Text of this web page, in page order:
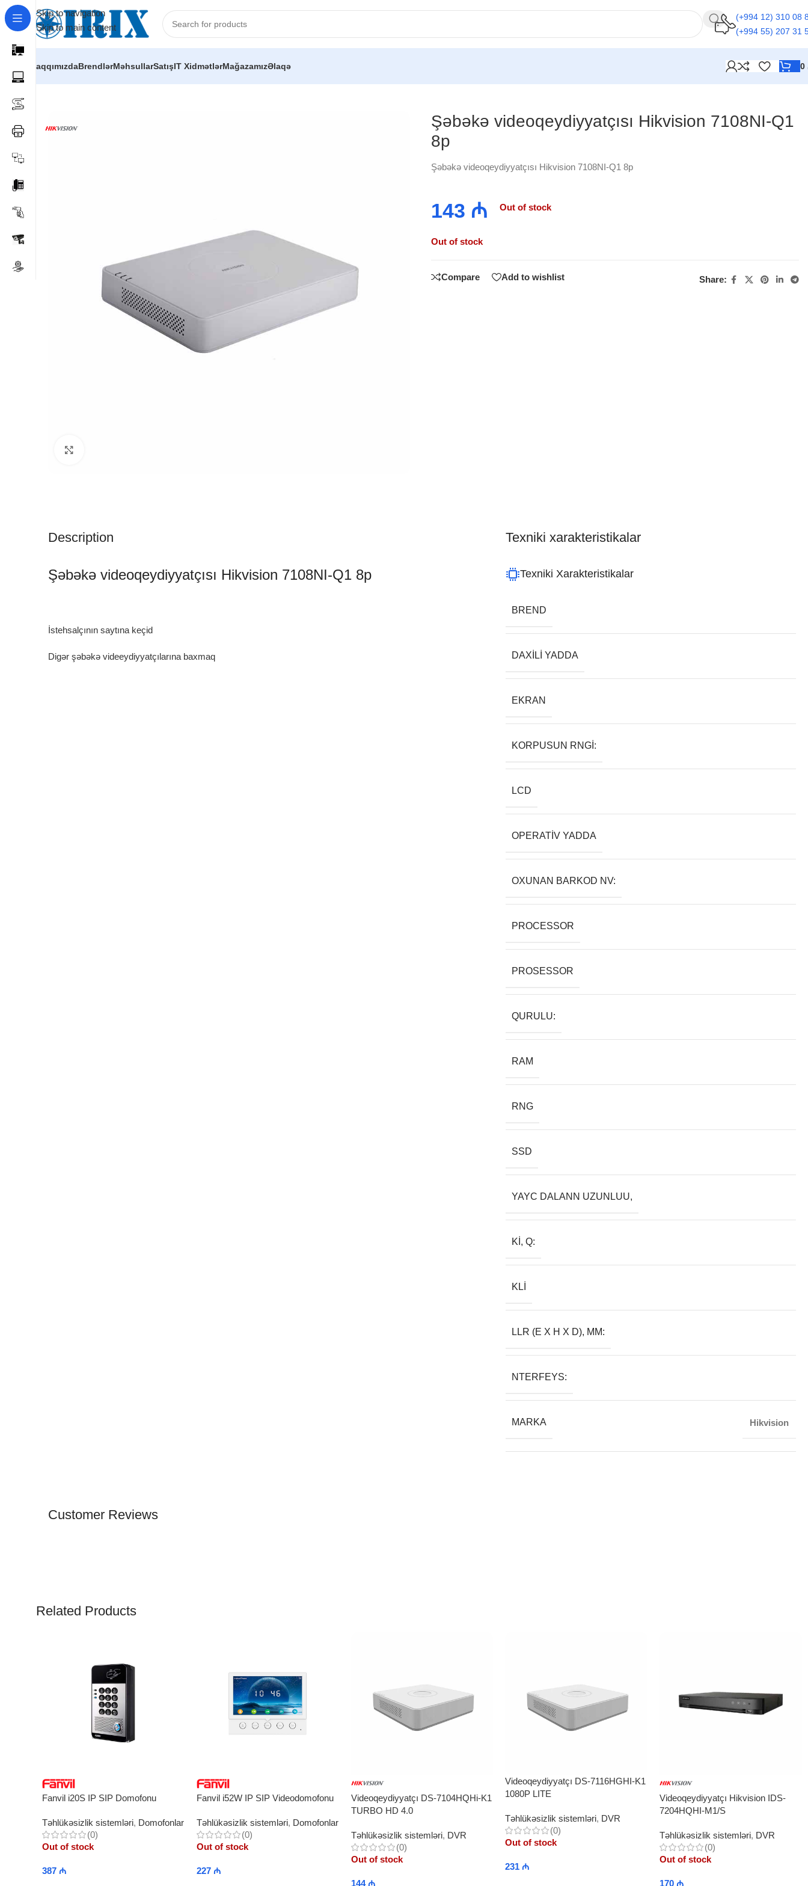
Skip to navigation
Skip to main content
(+994 12) 310 08
(+994 55) 207 31
HaqqımızdaBrendlərMəhsullarSatışIT XidmətlərMağazamızƏlaqə 0
Şəbəkə videoqeydiyyatçısı Hikvision 7108NI-Q1
8p
Şəbəkə videoqeydiyyatçısı Hikvision 7108NI-Q1 8p
143 ₼ Out of stock
Out of stock
Compare Add to wishlist Share:
Description
Şəbəkə videoqeydiyyatçısı Hikvision 7108NI-Q1 8p
İstehsalçının saytına keçid
Digər şəbəkə videeydiyyatçılarına baxmaq
Texniki xarakteristikalar
Texniki Xarakteristikalar
BREND
DAXILI YADDA
EKRAN
KORPUSUN RNGI:
LCD
OPERATIV YADDA
OXUNAN BARKOD NV:
PROCESSOR
PROSESSOR
QURULU:
RAM
RNG
SSD
YAYC DALANN UZUNLUU,
KI, Q:
KLI
LLR (E X H X D), MM:
NTERFEYS:
MARKA Hikvision
Customer Reviews
Related Products
Fanvil i20S IP SIP Domofonu
Təhlükəsizlik sistemləri, Domofonlar
(0)
Out of stock
387 ₼
Fanvil i52W IP SIP Videodomofonu
Təhlükəsizlik sistemləri, Domofonlar
(0)
Out of stock
227 ₼
Videoqeydiyyatçı DS-7104HQHi-K1
TURBO HD 4.0
Təhlükəsizlik sistemləri, DVR
(0)
Out of stock
144₼
Videoqeydiyyatçı DS-7116HGHI-K1
1080P LITE
Təhlükəsizlik sistemləri, DVR
(0)
Out of stock
231₼
Videoqeydiyyatçı Hikvision IDS-
7204HQHI-M1/S
Təhlükəsizlik sistemləri, DVR
(0)
Out of stock
170₼